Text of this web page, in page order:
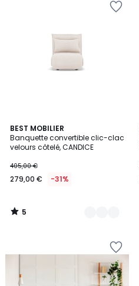
BEST MOBILIER
Banquette convertible clic-clac
velours côtelé, CANDICE
405,00 €
279,00 € -31%
5
/
5
6
Couleurs
5
/